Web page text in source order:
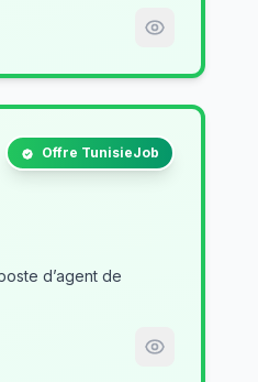
Offre TunisieJob